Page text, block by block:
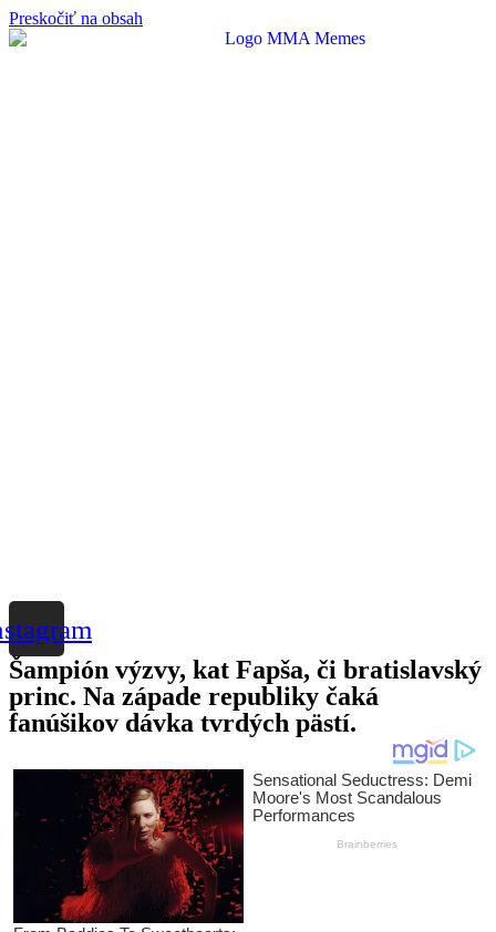
Preskočiť na obsah
Šampión výzvy, kat Fapša, či bratislavský
princ. Na západe republiky čaká
fanúšikov dávka tvrdých pästí.